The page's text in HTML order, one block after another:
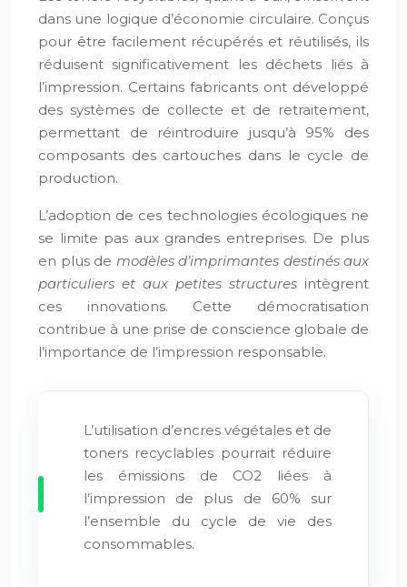
dans une logique d’économie circulaire. Conçus
pour être facilement récupérés et réutilisés, ils
réduisent significativement les déchets liés à
l’impression. Certains fabricants ont développé
des systèmes de collecte et de retraitement,
permettant de réintroduire jusqu’à 95% des
composants des cartouches dans le cycle de
production.
L’adoption de ces technologies écologiques ne
se limite pas aux grandes entreprises. De plus
en plus de modèles d’imprimantes destinés aux
particuliers et aux petites structures intègrent
ces innovations. Cette démocratisation
contribue à une prise de conscience globale de
l’importance de l’impression responsable.
L’utilisation d’encres végétales et de
toners recyclables pourrait réduire
les émissions de CO2 liées à
l’impression de plus de 60% sur
l’ensemble du cycle de vie des
consommables.